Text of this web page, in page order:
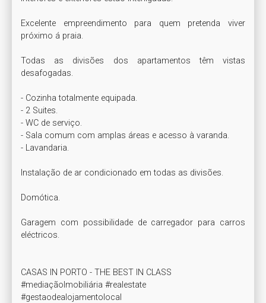
Excelente empreendimento para quem pretenda viver
próximo á praia.
Todas as divisões dos apartamentos têm vistas
desafogadas.
- Cozinha totalmente equipada.
- 2 Suites.
- WC de serviço.
- Sala comum com amplas áreas e acesso à varanda.
- Lavandaria.
Instalação de ar condicionado em todas as divisões.
Domótica.
Garagem com possibilidade de carregador para carros
eléctricos.
CASAS IN PORTO - THE BEST IN CLASS
#mediaçãoImobiliária #realestate
#gestaodealojamentolocal